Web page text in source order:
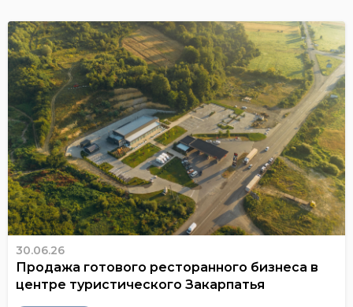
30.06.26
Продажа готового ресторанного бизнеса в
центре туристического Закарпатья